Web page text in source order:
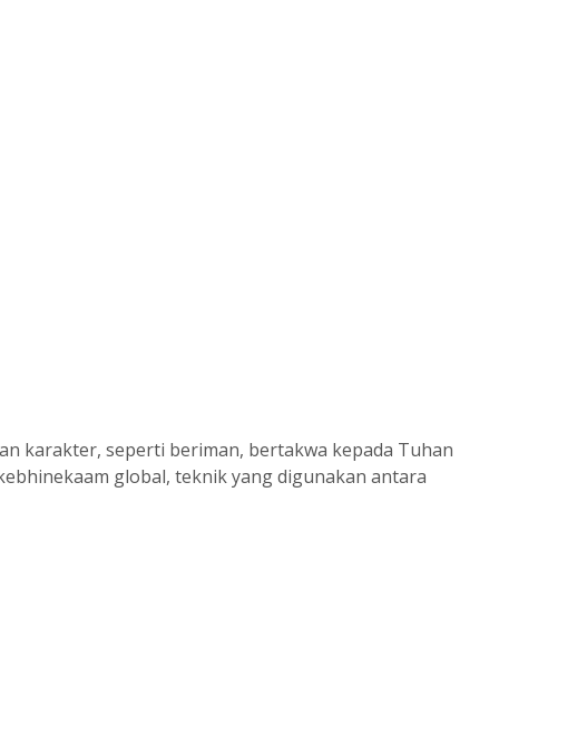
karakter, seperti beriman, bertakwa kepada Tuhan
global, teknik yang digunakan antara